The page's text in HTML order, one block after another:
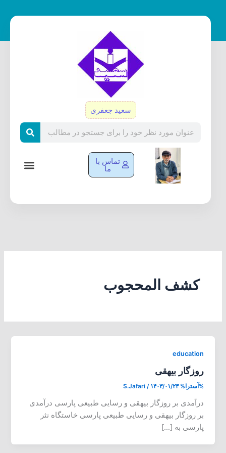
سعید جعفری
تماس با
ما
کشف المحجوب
education
روزگار بیهقی
%آسترا% S.Jafari / ۱۴۰۳/۰۱/۲۳
درآمدی بر روزگار بیهقی و رسایی طبیعی پارسی درآمدی
بر روزگار بیهقی و رسایی طبیعی پارسی خاستگاه نثر
پارسی به […]